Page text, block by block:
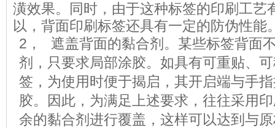
潢效果。同时，由于这种标签的印刷工艺
以，背面印刷标签还具有一定的防伪性能
2， 遮盖背面的黏合剂。某些标签背面
剂，只要求局部涂胶。如具有可重贴、
签，为使用时便于揭启，其开启端与手
胶。因此，为满足上述要求，往往采用
余的黏合剂进行覆盖，这样可以达到与